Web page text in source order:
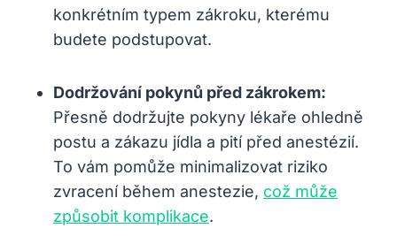
konkrétním typem zákroku, kterému
budete podstupovat.
Dodržování pokynů před zákrokem:
Přesně dodržujte pokyny lékaře ohledně
postu a zákazu jídla a pití před anestézií.
To vám pomůže minimalizovat riziko
zvracení během anestezie, což může
způsobit komplikace.